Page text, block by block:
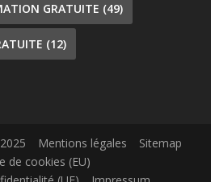
GRATUITE (49)
(12)
Mentions légales
Sitemap
de cookies (EU)